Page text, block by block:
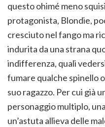
questo ohimé meno
protagonista, Blondie,
cresciuto nel fango ma
indurita da una strana
indifferenza, quali
fumare qualche spinello
suo ragazzo. Per cui già
personaggio multiplo,
un’astuta allieva delle